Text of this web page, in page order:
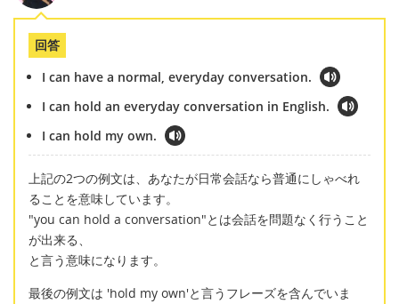
回答
I can have a normal, everyday conversation.
I can hold an everyday conversation in English.
I can hold my own.
上記の2つの例文は、あなたが日常会話なら普通にしゃべれ
ることを意味しています。
"you can hold a conversation"とは会話を問題なく行うこと
が出来る、
と言う意味になります。
最後の例文は 'hold my own'と言うフレーズを含んでいま